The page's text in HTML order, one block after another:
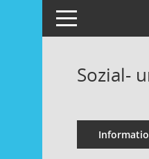
Toggle navigation
Sozial-